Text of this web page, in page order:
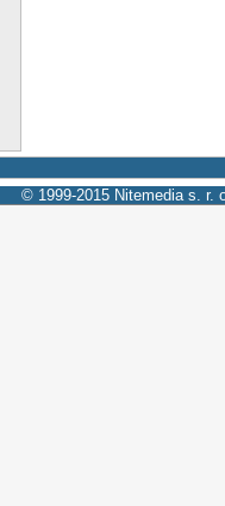
© 1999-2015 Nitemedia s. r.